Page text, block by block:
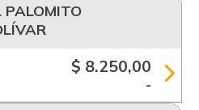
PALOMITO
$ 8.250,00
-